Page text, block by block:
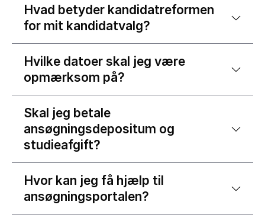
Hvad betyder kandidatreformen
for mit kandidatvalg?
Hvilke datoer skal jeg være
opmærksom på?
Skal jeg betale
ansøgningsdepositum og
studieafgift?
Hvor kan jeg få hjælp til
ansøgningsportalen?